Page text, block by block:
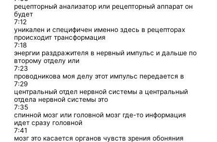
рецепторный анализатор или рецепторный аппарат он
будет
7:12
уникален и специфичен именно здесь в рецепторах
происходит трансформация
7:18
энергии раздражителя в нервный импульс и дальше по
второму отделу или
7:23
проводникова моя делу этот импульс передается в
7:29
центральный отдел нервной системы а центральный
отдела нервной системы это
7:35
спинной мозг или головной мозг где-то информация
идет сразу головной
7:41
мозг это касается органов чувств зрения обоняния